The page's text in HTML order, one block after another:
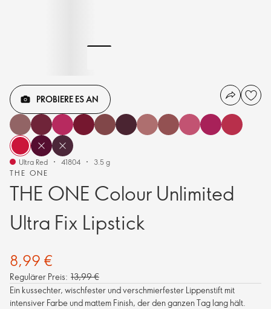
THE ONE
THE ONE Colour Unlimited
Ultra Fix Lipstick
PROBIERE ES AN
Ultra Red 41804 3.5 g
8,99 €
Regulärer Preis: 13,99 €
Ein kussechter, wischfester und verschmierfester Lippenstift mit
intensiver Farbe und mattem Finish, der den ganzen Tag lang hält.